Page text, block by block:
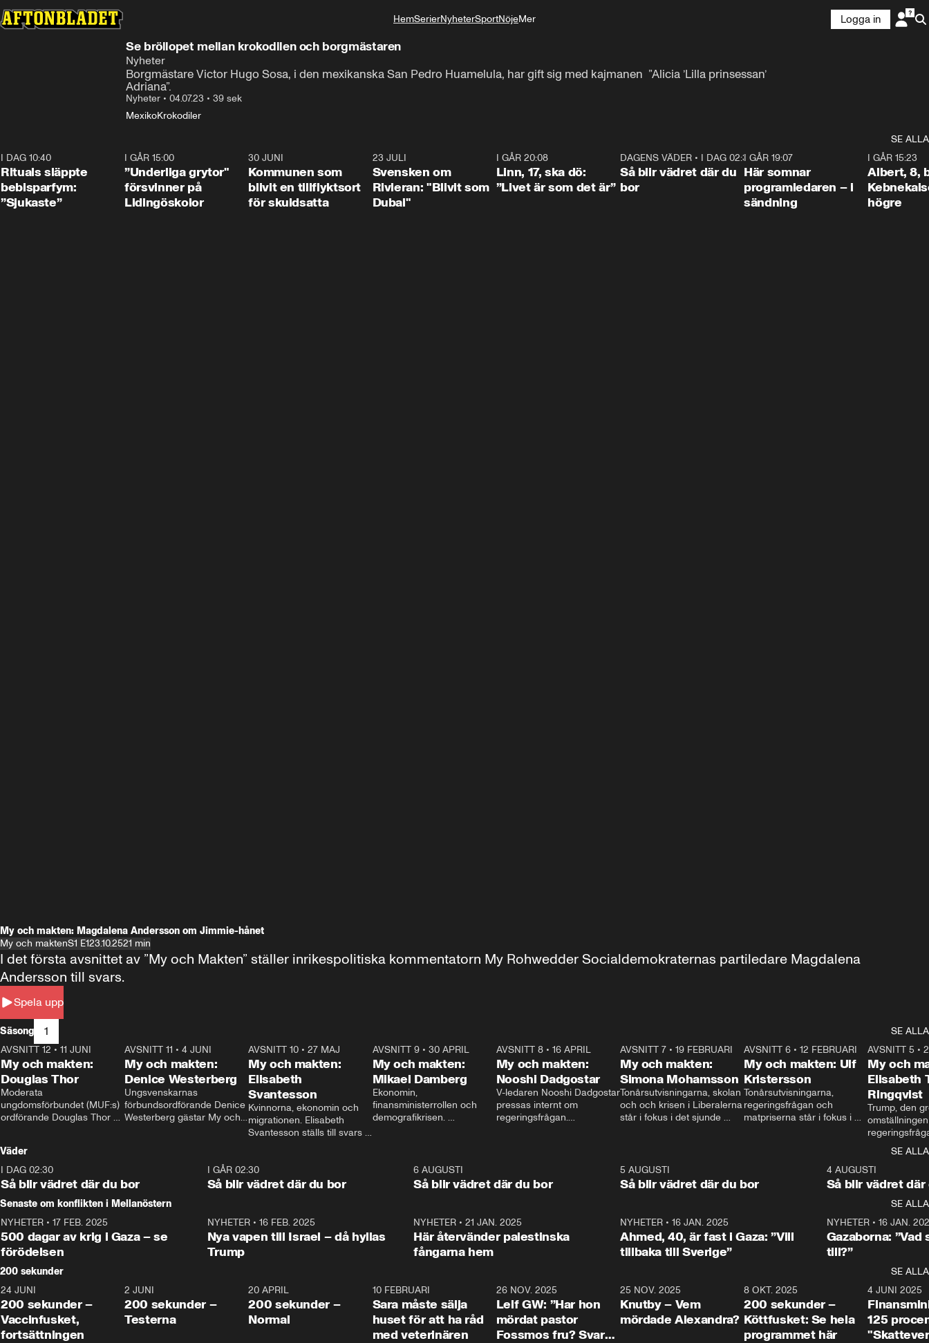
HemSerierNyheterSportNöjeMer
Logga in
Se bröllopet mellan krokodilen och borgmästaren
Nyheter
Borgmästare Victor Hugo Sosa, i den mexikanska San Pedro Huamelula, har gift sig med kajmanen  ”Alicia ’Lilla prinsessan’
Adriana”.
Nyheter • 04.07.23 • 39 sek
MexikoKrokodiler
SE ALLA
I DAG 10:40
Rituals släppte
bebisparfym:
”Sjukaste”
1:07
I GÅR 15:00
”Underliga grytor"
försvinner på
Lidingöskolor
30 JUNI
Kommunen som
blivit en tillflyktsort
för skuldsatta
23 JULI
Svensken om
Rivieran: "Blivit som
Dubai"
I GÅR 20:08
Linn, 17, ska dö:
”Livet är som det är”
1:06
DAGENS VÄDER• I DAG 02:30
Så blir vädret där du
bor
I GÅR 19:07
Här somnar
programledaren – i
sändning
I GÅR 15:23
Albert, 8,
högre
My och makten: Magdalena Andersson om Jimmie-hånet
My och maktenS1 E123.10.2521 min
Spela upp
I det första avsnittet av ”My och Makten” ställer inrikespolitiska kommentatorn My Rohwedder Socialdemokraternas partiledare Magdalena
Andersson till svars.
Säsong 1
SE ALLA
26:27
AVSNITT 12 • 11 JUNI
My och makten:
Douglas Thor
Moderata
ungdomsförbundet (MUF:s)
ordförande Douglas Thor
tonårsutvisningarna och hur
Moderaterna ska locka
väljare till valet i höst.
23:40
AVSNITT 11 •4 JUNI
My och makten:
Denice Westerberg
Ungsvenskarnas
förbundsordförande Denice
Westerberg gästar My och
AVSNITT 10 •27 MAJ
My och makten:
Elisabeth
Svantesson
Kvinnorna, ekonomin och
migrationen. Elisabeth
Svantesson ställs till svars
AVSNITT 9• 30 APRIL
My och makten:
Mikael Damberg
Ekonomin,
finansministerrollen och
demografikrisen.
och Makten.
AVSNITT 8• 16 APRIL
My och makten:
Nooshi Dadgostar
V-ledaren Nooshi Dadgostar
pressas internt om
regeringsfrågan.
– Vi ställer upp i val. Ska vi
vara med så sitter vi förstås
24:30
AVSNITT 7• 19 FEBRUARI
My och makten:
Simona Mohamsson
Tonårsutvisningarna, skolan
och och krisen i Liberalerna
står i fokus i det sjunde
kommentator My
Rohwedder ställer
utbildnings- och
Mohamsson till svars.
27:30
AVSNITT 6 •12 FEBRUARI
My och makten: Ulf
Kristersson
Tonårsutvisningarna,
regeringsfrågan och
matpriserna står i fokus i
Rohwedder ställer
statsminister Ulf Kristersson
AVSNITT 5 •
My och
Elisabeth
Ringqvist
Trump, den
centrum i
avsnittet av
Makten”. Se
Aftonbladets
Rohwedder
Thand Ring
Väder
SE ALLA
I DAG 02:30
Så blir vädret där du bor
1:06
I GÅR 02:30
Så blir vädret där du bor
6 AUGUSTI
Så blir vädret där du bor
5 AUGUSTI
Så blir vädret där du bor
4 AUGUSTI
Så blir vädret där
Senaste om konflikten i Mellanöstern
SE ALLA
NYHETER • 17 FEB. 2025
500 dagar av krig i Gaza – se
förödelsen
NYHETER• 16 FEB. 2025
Nya vapen till Israel – då hyllas
Trump
NYHETER •21 JAN. 2025
Här återvänder palestinska
fångarna hem
NYHETER• 16 JAN. 2025
Ahmed, 40, är fast i Gaza: ”Vill
tillbaka till Sverige”
NYHETER• 16 JAN.
Gazaborna:
till?”
200 sekunder
SE ALLA
5:00
24 JUNI
200 sekunder –
Vaccinfusket,
fortsättningen
4:23
2 JUNI
200 sekunder –
Testerna
20 APRIL
200 sekunder –
Normal
10 FEBRUARI
Sara måste sälja
huset för att ha råd
med veterinären
26 NOV. 2025
Leif GW: ”Har hon
mördat pastor
Fossmos fru? Svar
31:05
25 NOV. 2025
Knutby – Vem
mördade Alexandra?
4:29
8 OKT. 2025
200 sekunder –
Köttfusket: Se hela
programmet här
4 JUNI 2025
125